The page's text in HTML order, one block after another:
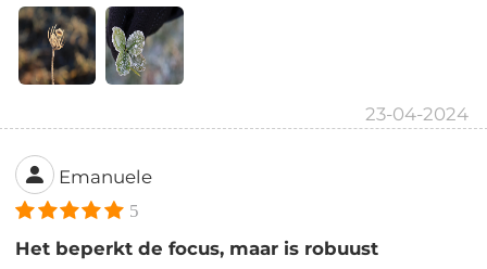
23-04-2024
Emanuele
5
Het beperkt de focus, maar is robuust